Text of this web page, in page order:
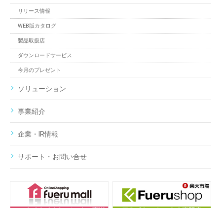
リリース情報
WEB版カタログ
製品取扱店
ダウンロードサービス
今月のプレゼント
ソリューション
事業紹介
企業・IR情報
サポート・お問い合せ